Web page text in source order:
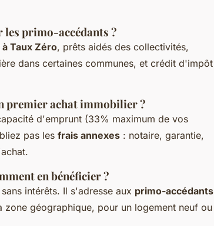
les primo-accédants ?
à Taux Zéro, prêts aidés des collectivités,
dans certaines communes, et crédit d'impôt
premier achat immobilier ?
d'emprunt (33% maximum de vos
pas les frais annexes : notaire, garantie,
en bénéficier ?
intérêts. Il s'adresse aux primo-accédants
géographique, pour un logement neuf ou